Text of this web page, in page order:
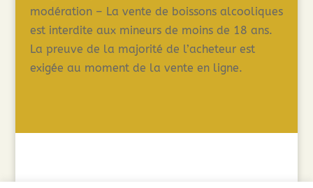
modération – La vente de boissons alcooliques
est interdite aux mineurs de moins de 18 ans.
La preuve de la majorité de l’acheteur est
exigée au moment de la vente en ligne.